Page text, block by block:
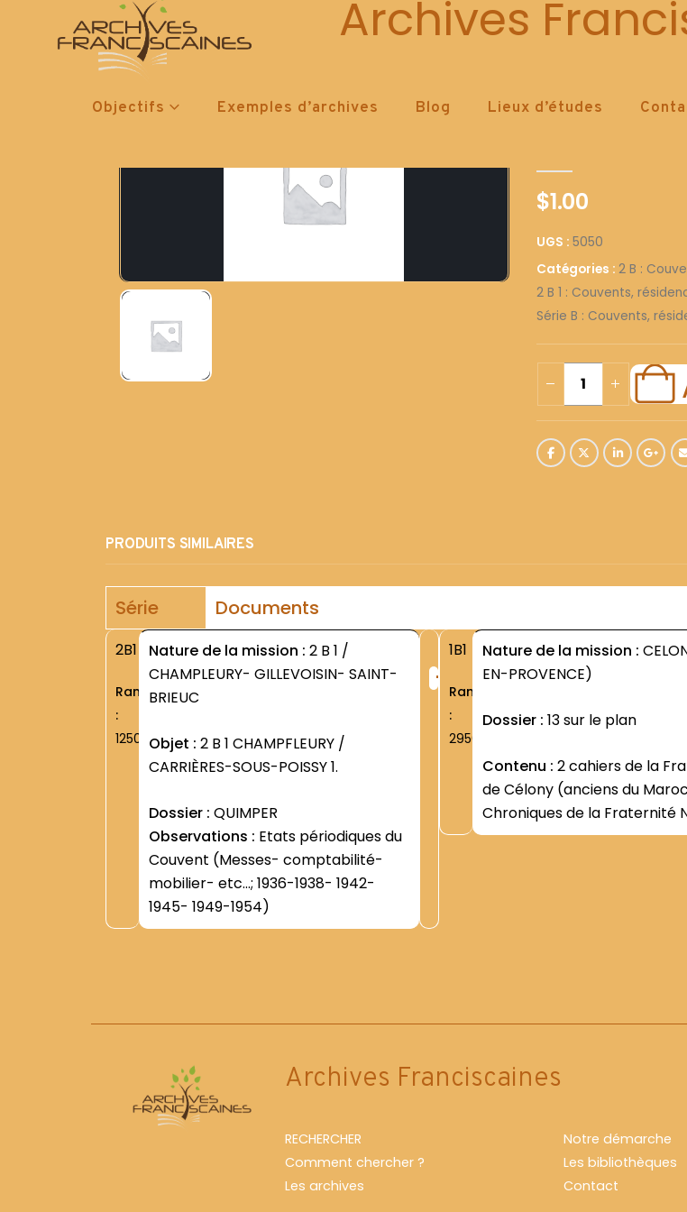
Archives
Objectifs Exemples d’archives Blog Lieux d’études
5050
$1.00
UGS : 5050
Catégories : 2 B :
2 B 1 : Couvents,
Série B : Couvents,
PRODUITS SIMILAIRES
Série Documents
2B1
Rang
:
1250
Nature de la mission : 2 B 1 /
CHAMPLEURY- GILLEVOISIN- SAINT-
BRIEUC
Objet : 2 B 1 CHAMPFLEURY /
CARRIÈRES-SOUS-POISSY 1.
Dossier : QUIMPER
Observations : Etats périodiques du
Couvent (Messes- comptabilité-
mobilier- etc...; 1936-1938- 1942-
1945- 1949-1954)
+
1B1
Rang
:
2950
Nature de la mission :
EN-PROVENCE)
Dossier : 13 sur le plan
Contenu :
de Célony (anciens du
Chroniques de la Fraternité
Anges (30 mars 1974-30 juin
Archives Franciscaines
RECHERCHER
Comment chercher ?
Les archives
Notre démarche
Les bibliothèques
Contact